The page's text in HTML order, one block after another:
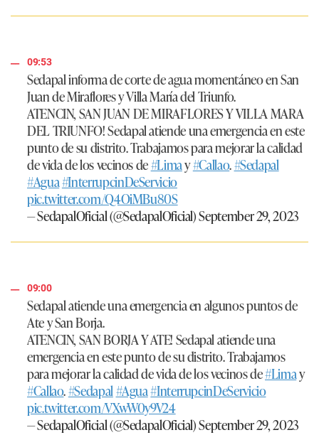
09:53
Sedapal informa de corte de agua momentáneo en San
Juan de Miraflores y Villa María del Triunfo.
ATENCIN, SAN JUAN DE MIRAFLORES Y VILLA MARA
DEL TRIUNFO! Sedapal atiende una emergencia en este
punto de su distrito. Trabajamos para mejorar la calidad
de vida de los vecinos de#Limay#Callao.#Sedapal
#Agua#InterrupcinDeServicio
pic.twitter.com/Q4OiMBu80S
— SedapalOficial (@SedapalOficial)September 29, 2023
09:00
Sedapal atiende una emergencia en algunos puntos de
Ate y San Borja.
ATENCIN, SAN BORJA Y ATE! Sedapal atiende una
emergencia en este punto de su distrito. Trabajamos
para mejorar la calidad de vida de los vecinos de#Limay
#Callao.#Sedapal#Agua#InterrupcinDeServicio
pic.twitter.com/VXwW0y9V24
— SedapalOficial (@SedapalOficial)September 29, 2023